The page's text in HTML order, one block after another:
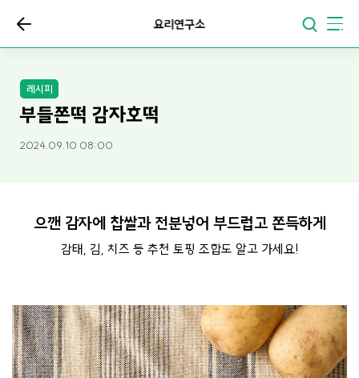
요리연구소
레시피
부들쫀떡 감자호떡
2024.09.10 08:00
으깬 감자에 찹쌀과 전분넣어 부드럽고 쫀득하게
감태, 김, 치즈 등 추천 토핑 조합도 알고 가세요!